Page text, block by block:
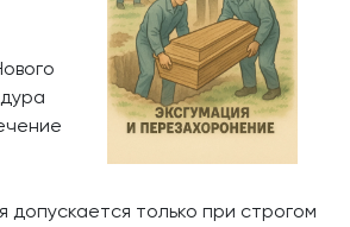
допускается только при строгом